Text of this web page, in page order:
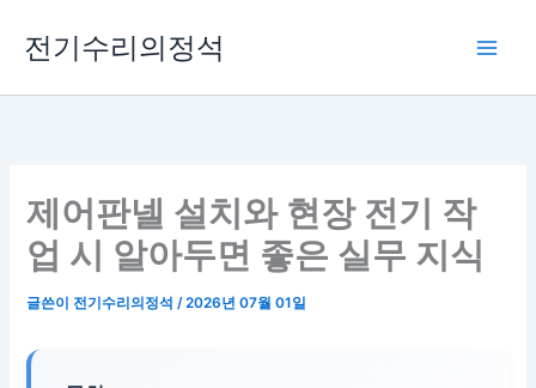
로
전기수리의정석
제어판넬 설치와 현장 전기 작
업 시 알아두면 좋은 실무 지식
글쓴이 전기수리의정석/2026년 07월 01일